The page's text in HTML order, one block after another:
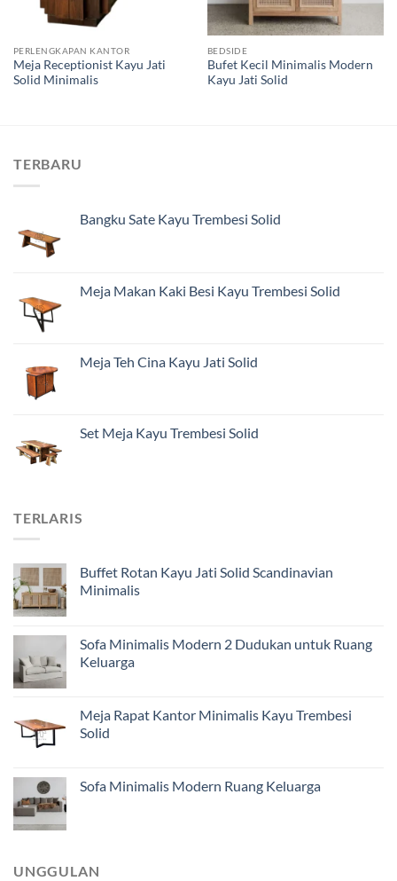
PERLENGKAPAN KANTOR
Meja Receptionist Kayu Jati
Solid Minimalis
BEDSIDE
Bufet Kecil Minimalis Modern
Kayu Jati Solid
TERBARU
Bangku Sate Kayu Trembesi Solid
Meja Makan Kaki Besi Kayu Trembesi Solid
Meja Teh Cina Kayu Jati Solid
Set Meja Kayu Trembesi Solid
TERLARIS
Buffet Rotan Kayu Jati Solid Scandinavian
Minimalis
Sofa Minimalis Modern 2 Dudukan untuk Ruang
Keluarga
Meja Rapat Kantor Minimalis Kayu Trembesi
Solid
Sofa Minimalis Modern Ruang Keluarga
UNGGULAN